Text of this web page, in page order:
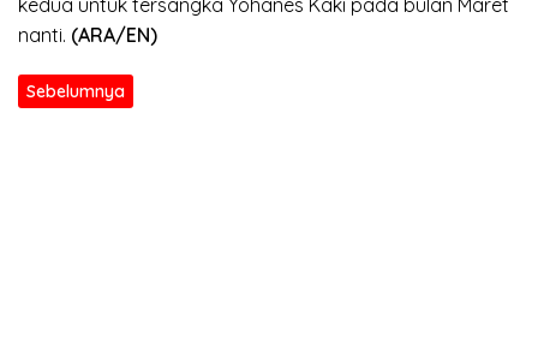
kedua untuk tersangka Yohanes Kaki pada bulan Maret
nanti. (ARA/EN)
Sebelumnya